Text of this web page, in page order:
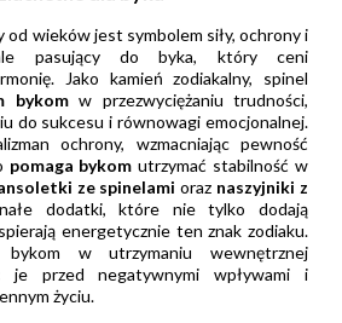
od wieków jest symbolem siły, ochrony i
pasujący do byka, który ceni
Jako kamień zodiakalny, spinel
bykomw przezwyciężaniu trudności,
do sukcesu i równowagi emocjonalnej.
ochrony, wzmacniając pewność
pomaga bykom utrzymać stabilność w
ze spinelami oraz naszyjniki z
dodatki, które nie tylko dodają
energetycznie ten znak zodiaku.
bykom w utrzymaniu wewnętrznej
je przed negatywnymi wpływami i
życiu.